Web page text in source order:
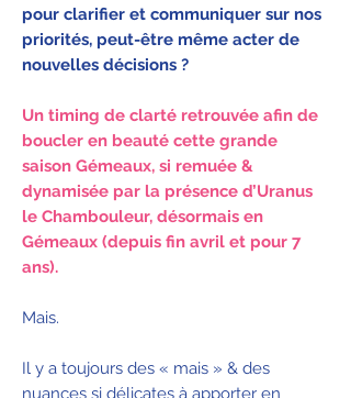
pour clarifier et communiquer sur nos
priorités, peut-être même acter de
nouvelles décisions ?
Un timing de clarté retrouvée afin de
boucler en beauté cette grande
saison Gémeaux, si remuée &
dynamisée par la présence d’Uranus
le Chambouleur, désormais en
Gémeaux (depuis fin avril et pour 7
ans).
Mais.
Il y a toujours des « mais » & des
nuances si délicates à apporter en